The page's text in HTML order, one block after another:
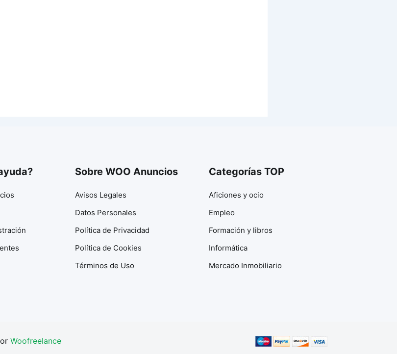
Sobre WOO Anuncios
Avisos Legales
Datos Personales
Política de Privacidad
Política de Cookies
Términos de Uso
Categorías TOP
Aficiones y ocio
Empleo
Formación y libros
Informática
Mercado Inmobiliario
Woofreelance